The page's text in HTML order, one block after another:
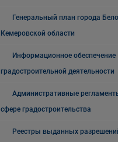
Генеральный план города
Кемеровской области
Информационное обеспечение
градостроительной деятельности
Административные
сфере градостроительства
Реестры выданных